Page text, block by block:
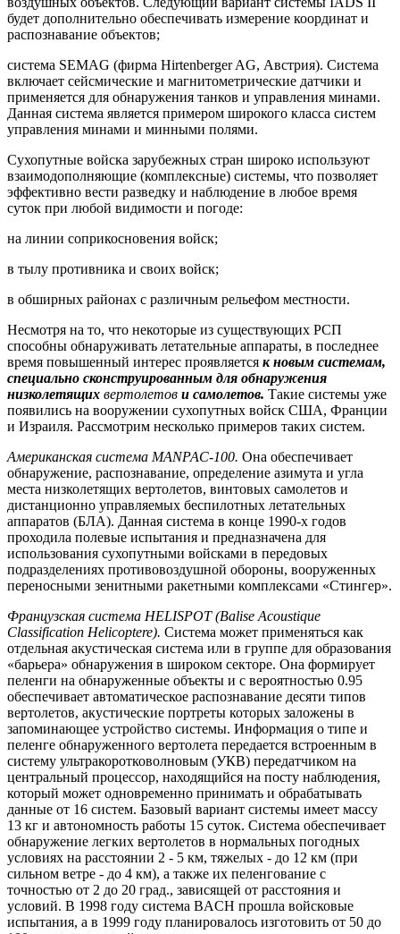
будет дополнительно обеспечивать измерение координат и
распознавание объектов;
система SEMAG (фирма Hirtenberger AG, Австрия). Система
включает сейсмические и магнитометрические датчики и
применяется для обнаружения танков и управления минами.
Данная система является примером широкого класса систем
управления минами и минными полями.
Сухопутные войска зарубежных стран широко используют
взаимодополняющие (комплексные) системы, что позволяет
эффективно вести разведку и наблюдение в любое время
суток при любой видимости и погоде:
на линии соприкосновения войск;
в тылу противника и своих войск;
в обширных районах с различным рельефом местности.
Несмотря на то, что некоторые из существующих РСП
способны обнаруживать летательные аппараты, в последнее
время повышенный интерес проявляется к новым системам,
специально сконструированным для обнаружения
низколетящих вертолетов и самолетов. Такие системы уже
появились на вооружении сухопутных войск США, Франции
и Израиля. Рассмотрим несколько примеров таких систем.
Американская система MANРАС-100. Она обеспечивает
обнаружение, распознавание, определение азимута и угла
места низколетящих вертолетов, винтовых самолетов и
дистанционно управляемых беспилотных летательных
аппаратов (БЛА). Данная система в конце 1990-х годов
проходила полевые испытания и предназначена для
использования сухопутными войсками в передовых
подразделениях противовоздушной обороны, вооруженных
переносными зенитными ракетными комплексами «Стингер».
Французская система HELISPOT (Balise Acoustique
Classification Helicoptere). Система может применяться как
отдельная акустическая система или в группе для образования
«барьера» обнаружения в широком секторе. Она формирует
пеленги на обнаруженные объекты и с вероятностью 0.95
обеспечивает автоматическое распознавание десяти типов
вертолетов, акустические портреты которых заложены в
запоминающее устройство системы. Информация о типе и
пеленге обнаруженного вертолета передается встроенным в
систему ультракоротковолновым (УКВ) передатчиком на
центральный процессор, находящийся на посту наблюдения,
который может одновременно принимать и обрабатывать
данные от 16 систем. Базовый вариант системы имеет массу
13 кг и автономность работы 15 суток. Система обеспечивает
обнаружение легких вертолетов в нормальных погодных
условиях на расстоянии 2 - 5 км, тяжелых - до 12 км (при
сильном ветре - до 4 км), а также их пеленгование с
точностью от 2 до 20 град., зависящей от расстояния и
условий. В 1998 году система BACH прошла войсковые
испытания, а в 1999 году планировалось изготовить от 50 до